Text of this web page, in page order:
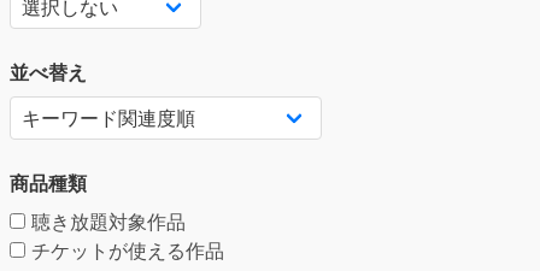
並べ替え
商品種類
聴き放題対象作品
チケットが使える作品